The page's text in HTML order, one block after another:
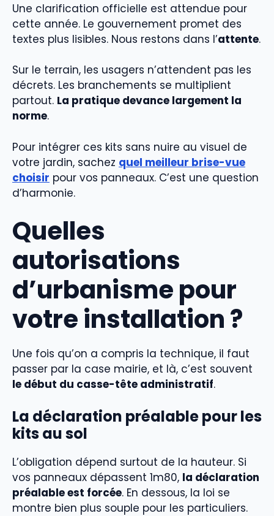
Une clarification officielle est attendue pour
cette année. Le gouvernement promet des
textes plus lisibles. Nous restons dans l’attente.
Sur le terrain, les usagers n’attendent pas les
décrets. Les branchements se multiplient
partout. La pratique devance largement la
norme.
Pour intégrer ces kits sans nuire au visuel de
votre jardin, sachez quel meilleur brise-vue
choisir pour vos panneaux. C’est une question
d’harmonie.
Quelles
autorisations
d’urbanisme pour
votre installation ?
Une fois qu’on a compris la technique, il faut
passer par la case mairie, et là, c’est souvent
le début du casse-tête administratif.
La déclaration préalable pour les
kits au sol
L’obligation dépend surtout de la hauteur. Si
vos panneaux dépassent 1m80, la déclaration
préalable est forcée. En dessous, la loi se
montre bien plus souple pour les particuliers.